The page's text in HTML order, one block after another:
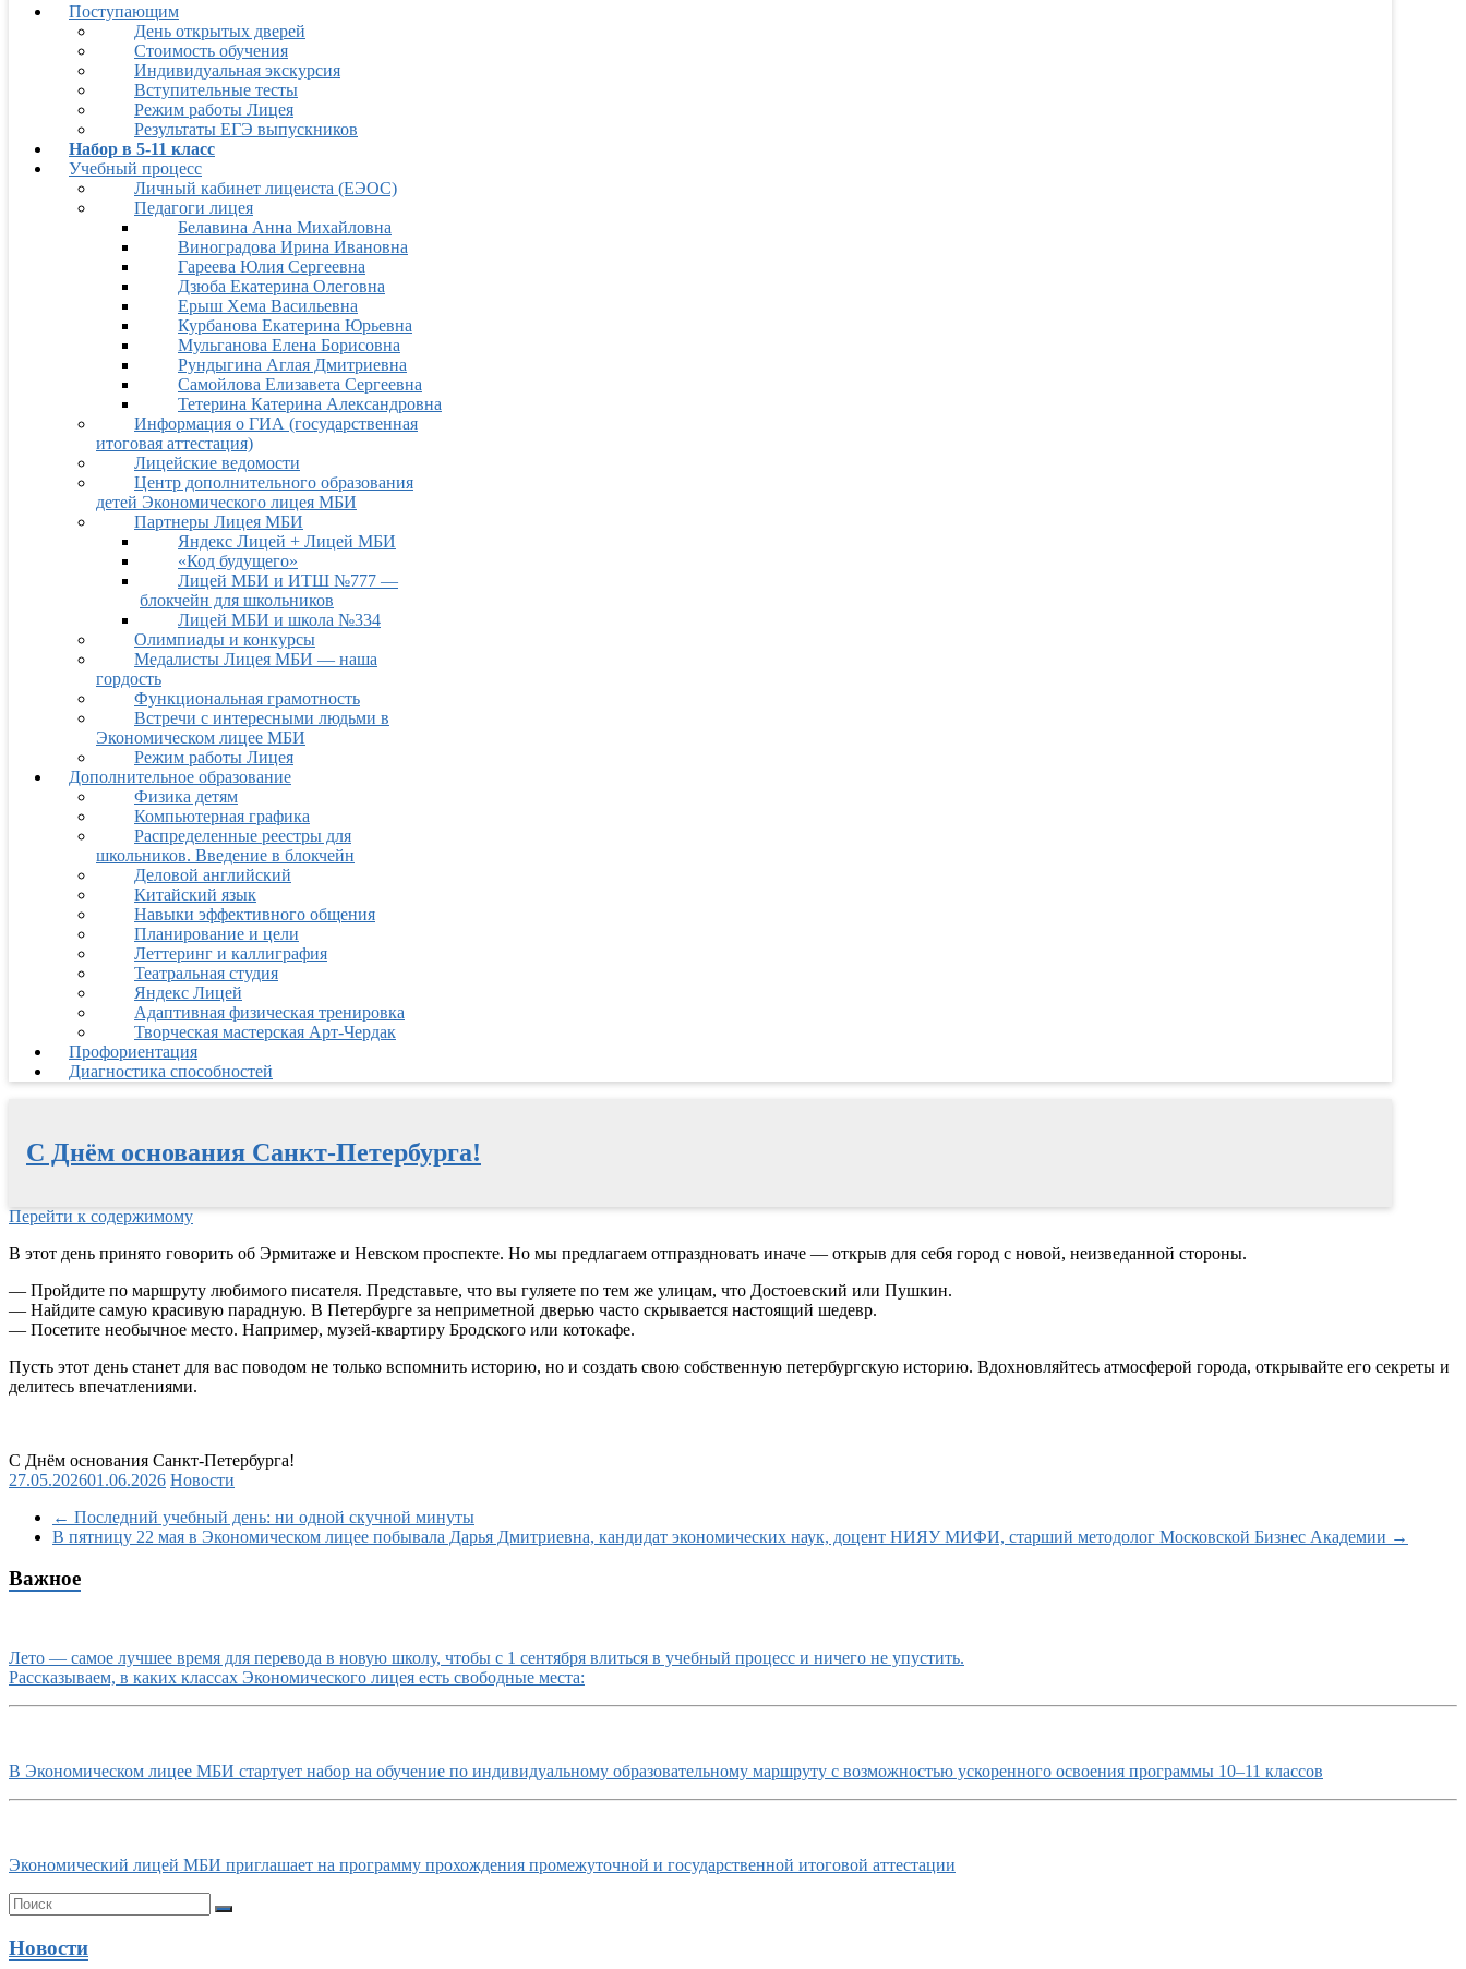
Поступающим
День открытых дверей
Стоимость обучения
Индивидуальная экскурсия
Вступительные тесты
Режим работы Лицея
Результаты ЕГЭ выпускников
Набор в 5-11 класс
Учебный процесс
Личный кабинет лицеиста (ЕЭОС)
Педагоги лицея
Белавина Анна Михайловна
Виноградова Ирина Ивановна
Гареева Юлия Сергеевна
Дзюба Екатерина Олеговна
Ерыш Хема Васильевна
Курбанова Екатерина Юрьевна
Мульганова Елена Борисовна
Рундыгина Аглая Дмитриевна
Самойлова Елизавета Сергеевна
Тетерина Катерина Александровна
Информация о ГИА (государственная
итоговая аттестация)
Лицейские ведомости
Центр дополнительного образования
детей Экономического лицея МБИ
Партнеры Лицея МБИ
Яндекс Лицей + Лицей МБИ
«Код будущего»
Лицей МБИ и ИТШ №777 —
блокчейн для школьников
Лицей МБИ и школа №334
Олимпиады и конкурсы
Медалисты Лицея МБИ — наша
гордость
Функциональная грамотность
Встречи с интересными людьми в
Экономическом лицее МБИ
Режим работы Лицея
Дополнительное образование
Физика детям
Компьютерная графика
Распределенные реестры для
школьников. Введение в блокчейн
Деловой английский
Китайский язык
Навыки эффективного общения
Планирование и цели
Леттеринг и каллиграфия
Театральная студия
Яндекс Лицей
Адаптивная физическая тренировка
Творческая мастерская Арт-Чердак
Профориентация
Диагностика способностей
С Днём основания Санкт-Петербурга!
Перейти к содержимому
В этот день принято говорить об Эрмитаже и Невском проспекте. Но мы предлагаем отпраздновать иначе — открыв для себя город с новой, неизведанной стороны.
— Пройдите по маршруту любимого писателя. Представьте, что вы гуляете по тем же улицам, что Достоевский или Пушкин.
— Найдите самую красивую парадную. В Петербурге за неприметной дверью часто скрывается настоящий шедевр.
— Посетите необычное место. Например, музей-квартиру Бродского или котокафе.
Пусть этот день станет для вас поводом не только вспомнить историю, но и создать свою собственную петербургскую историю. Вдохновляйтесь атмосферой города, открывайте его секреты и
делитесь впечатлениями.
С Днём основания Санкт-Петербурга!
27.05.202601.06.2026 Новости
← Последний учебный день: ни одной скучной минуты
В пятницу 22 мая в Экономическом лицее побывала Дарья Дмитриевна, кандидат экономических наук, доцент НИЯУ МИФИ, старший методолог Московской Бизнес Академии →
Важное
Лето — самое лучшее время для перевода в новую школу, чтобы с 1 сентября влиться в учебный процесс и ничего не упустить.
Рассказываем, в каких классах Экономического лицея есть свободные места:
В Экономическом лицее МБИ стартует набор на обучение по индивидуальному образовательному маршруту с возможностью ускоренного освоения программы 10–11 классов
Экономический лицей МБИ приглашает на программу прохождения промежуточной и государственной итоговой аттестации
Новости